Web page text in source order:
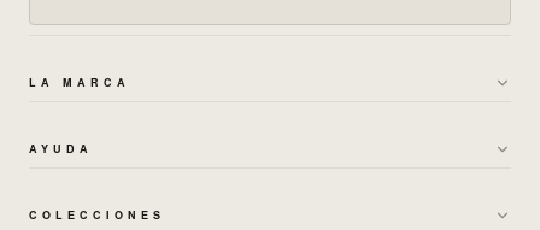
LA MARCA
GARANTÍAS Y CAMBIOS →
AYUDA
CAMBIOS Y DEVOLUCIONES →
COLECCIONES